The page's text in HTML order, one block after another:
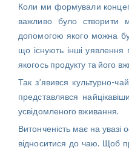
Коли ми формували
важливо було створити
допомогою якого можна
що існують інші
якогось продукту та його
Так з’явився культурно-
представлявся
усвідомленого вживання.
Витонченість має на увазі
відноситися до чаю. Щоб